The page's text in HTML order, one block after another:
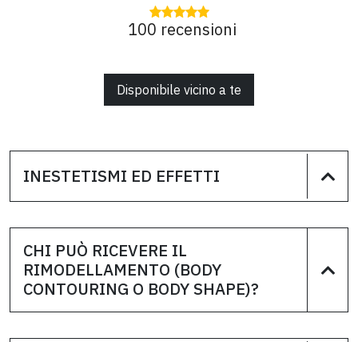
INESTETISMI ED EFFETTI
CHI PUÒ RICEVERE IL
RIMODELLAMENTO (BODY
CONTOURING O BODY SHAPE)?
100 recensioni
Disponibile vicino a te